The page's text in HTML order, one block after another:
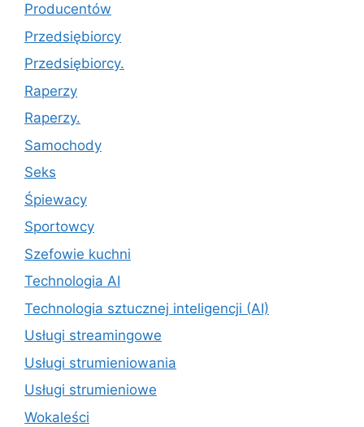
Producentów
Przedsiębiorcy
Przedsiębiorcy.
Raperzy
Raperzy.
Samochody
Seks
Śpiewacy
Sportowcy
Szefowie kuchni
Technologia AI
Technologia sztucznej inteligencji (AI)
Usługi streamingowe
Usługi strumieniowania
Usługi strumieniowe
Wokaleści